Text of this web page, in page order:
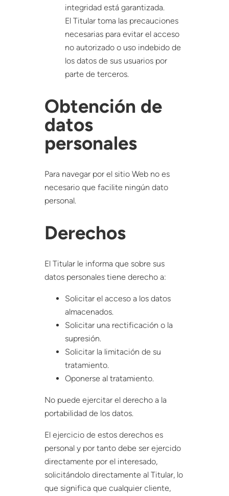
integridad está garantizada.
El Titular toma las precauciones
necesarias para evitar el acceso
no autorizado o uso indebido de
los datos de sus usuarios por
parte de terceros.
Obtención de
datos
personales
Para navegar por el sitio Web no es
necesario que facilite ningún dato
personal.
Derechos
El Titular le informa que sobre sus
datos personales tiene derecho a:
Solicitar el acceso a los datos
almacenados.
Solicitar una rectificación o la
supresión.
Solicitar la limitación de su
tratamiento.
Oponerse al tratamiento.
No puede ejercitar el derecho a la
portabilidad de los datos.
El ejercicio de estos derechos es
personal y por tanto debe ser ejercido
directamente por el interesado,
solicitándolo directamente al Titular, lo
que significa que cualquier cliente,